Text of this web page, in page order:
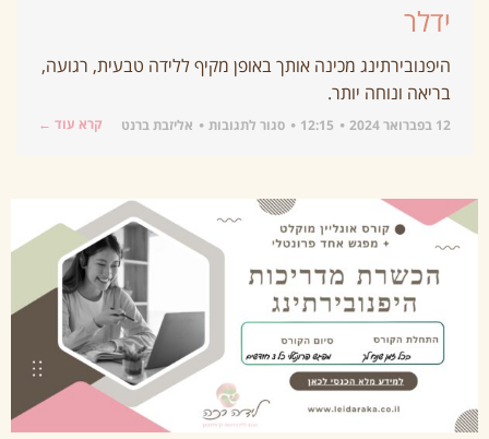
ידלר
היפנובירתינג מכינה אותך באופן מקיף ללידה טבעית, רגועה,
בריאה ונוחה יותר.
12 בפברואר 2024 12:15 סגור לתגובות אליזבת ברנט קרא עוד ←